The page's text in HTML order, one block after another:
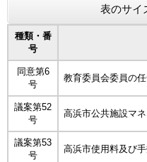
表のサイ
種類・番
号
同意第6
号
教育委員会委員の
議案第52
号
高浜市公共施設マ
議案第53
号
高浜市使用料及び